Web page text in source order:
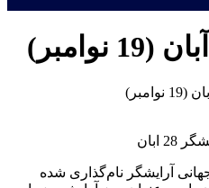
نوامبر، روز جهانی آرایشگر نام‌گذاری شده